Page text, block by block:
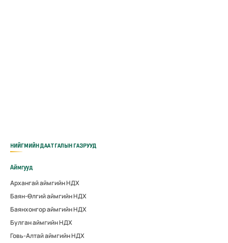
НИЙГМИЙН ДААТГАЛЫН ГАЗРУУД
Аймгууд
Архангай аймгийн НДХ
Баян-Өлгий аймгийн НДХ
Баянхонгор аймгийн НДХ
Булган аймгийн НДХ
Говь-Алтай аймгийн НДХ